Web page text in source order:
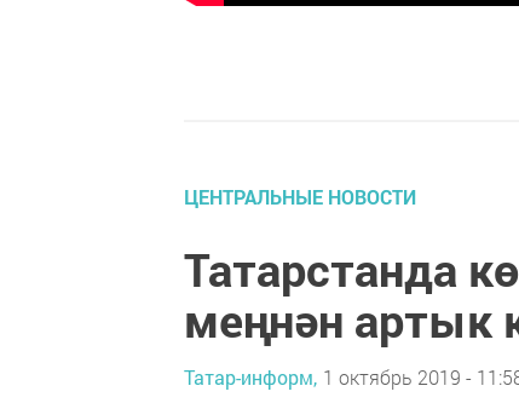
ЦЕНТРАЛЬНЫЕ НОВОСТИ
Татарстанда
меңнән артык
Татар-информ, 1 октябрь 2019 -